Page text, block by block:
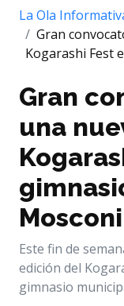
La Ola
Gran
Kogarashi Fest
Gran
una
Mosconi
Este fin de
edición del
gimnasio